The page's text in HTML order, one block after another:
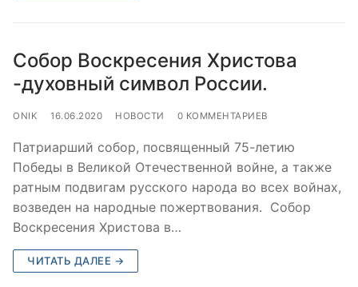
Собор Воскресения Христова
-духовный символ России.
ONIK 16.06.2020 НОВОСТИ 0 КОММЕНТАРИЕВ
Патриарший собор, посвященный 75-летию
Победы в Великой Отечественной войне, а также
ратным подвигам русского народа во всех войнах,
возведен на народные пожертвования. Собор
Воскресения Христова в…
ЧИТАТЬ ДАЛЕЕ →